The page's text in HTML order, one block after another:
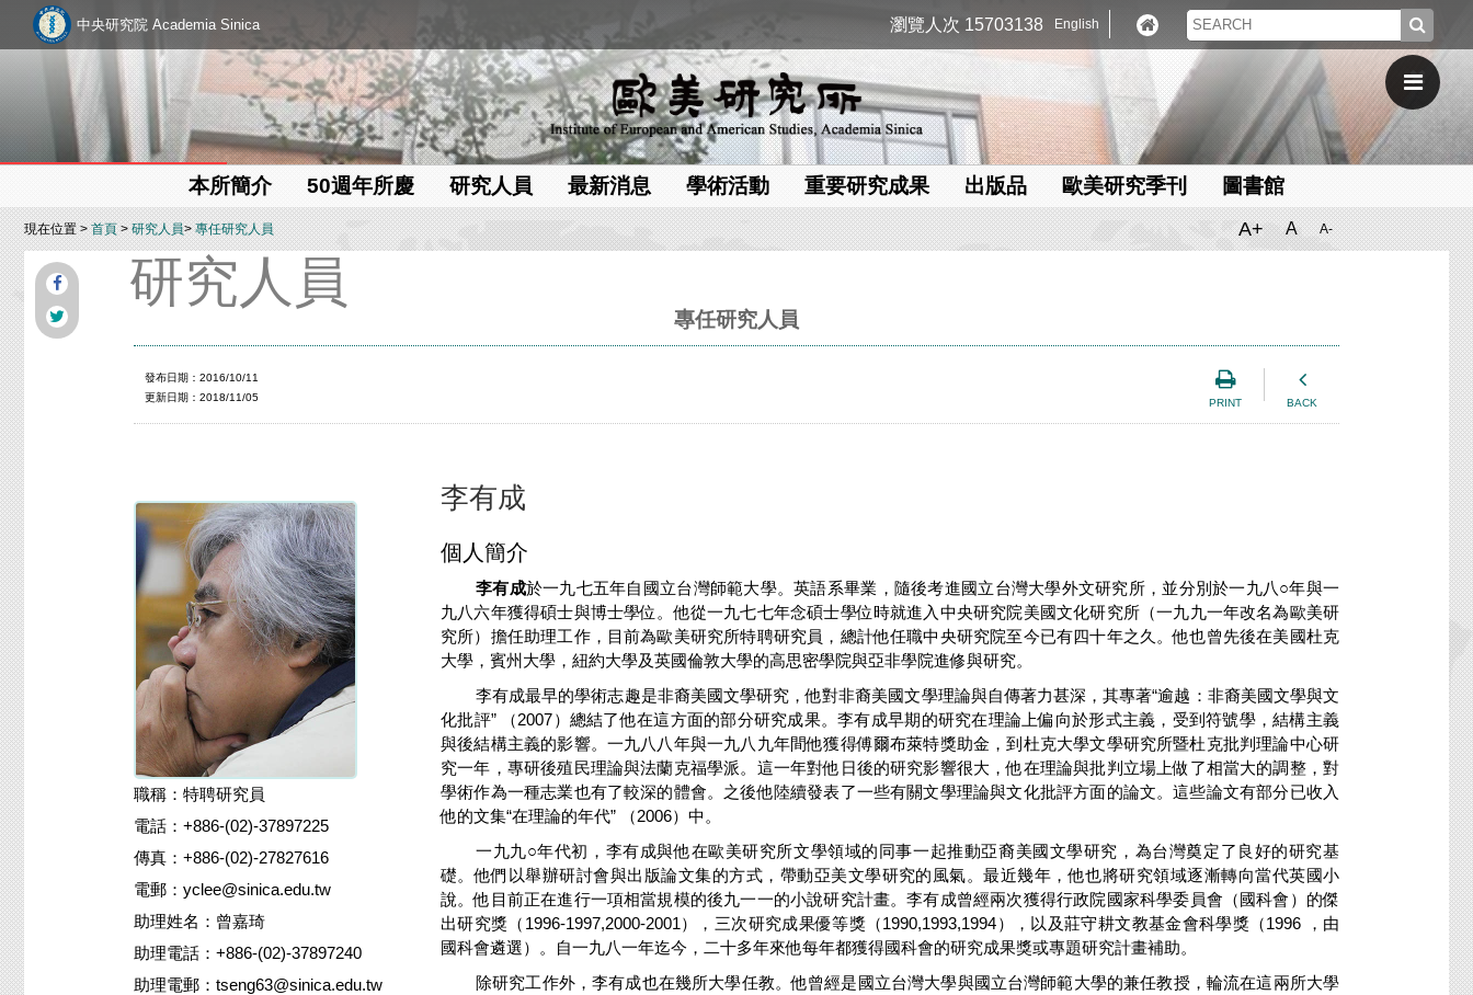
中央研究院 Academia Sinica 瀏覽人次 15703138 English
本所簡介 50週年所慶 研究人員 最新消息 學術活動 重要研究成果 出版品 歐美研究季刊 圖書館
現在位置 >首頁>研究人員>專任研究人員 A+ A A-
研究人員
專任研究人員
PRINT BACK
發布日期：2016/10/11
更新日期：2018/11/05
職稱：特聘研究員
電話：+886-(02)-37897225
傳真：+886-(02)-27827616
電郵：yclee@sinica.edu.tw
助理姓名：曾嘉琦
助理電話：+886-(02)-37897240
助理電郵：tseng63@sinica.edu.tw
李有成
個人簡介
李有成於一九七五年自國立台灣師範大學。英語系畢業，隨後考進國立台灣大學外文研究所，並分別於一九八○年與一
九八六年獲得碩士與博士學位 。他從一九七七年念碩士學位時就進入中央研究院美國文化研究所（一九九一年改名為歐美研
究所）擔任助理工作，目前為歐美研究所特聘研究員，總計他任職中央研究院至今已有四十年之久。他也曾先後在美國杜克
大學，賓州大學，紐約大學及英國倫敦大學的高思密學院與亞非學院進修與研究。
李有成最早的學術志趣是非裔美國文學研究，他對非裔美國文學理論與自傳著力甚深，其專著“逾越：非裔美國文學與文
化批評”
（2007） 總結了他在這方面的部分研究成果。李有成早期的研究在理論上偏向於形式主義 ，受到符號學，結構主義
與後結構主義的影響。一九八八年與一九八九年間他獲得傅爾布萊特獎助金 ，到杜克大學文學研究所暨杜克批判理論中心研
究一年 ，專研後殖民理論與法蘭克福學派。這一年對他日後的研究影響很大 ，他在理論與批判立場上做了相當大的調整，對
學術作為一種志業也有了較深的體會。之後他陸續發表了一些有關文學理論與文化批評方面的論文。這些論文有部分已收入
他的文集“在理論的年代”
（2006） 中。
一九九○年代初，李有成與他在歐美研究所文學領域的同事一起推動亞裔美國文學研究 ，為台灣奠定了良好的研究基
礎。他們以舉辦研討會與出版論文集的方式 ，帶動亞美文學研究的風氣。最近幾年，他也將研究領域逐漸轉向當代英國小
說。他目前正在進行一項相當規模的後九一一的小說研究計畫。李有成曾經兩次獲得行政院國家科學委員會（國科會）的傑
出研究獎 （1996-1997,2000-2001） ，三次研究成果優等獎（1990,1993,1994） ，以及莊守耕文教基金會科學獎（1996
，由
國科會遴選） 。自一九八一年迄今，二十多年來他每年都獲得國科會的研究成果獎或專題研究計畫補助。
除研究工作外，李有成也在幾所大學任教。他曾經是國立台灣大學與國立台灣師範大學的兼任教授，輪流在這兩所大學